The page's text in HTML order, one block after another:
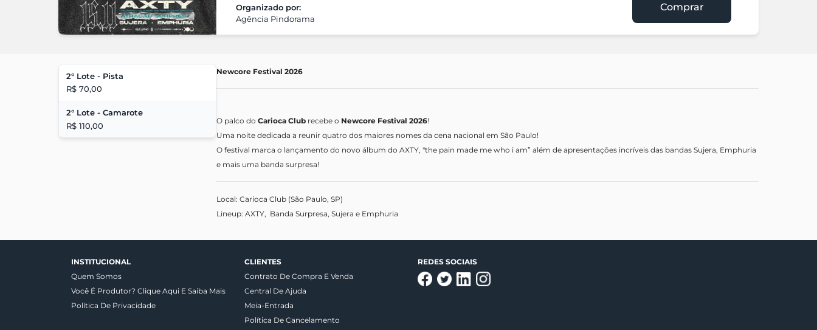
Organizado por:
Agência Pindorama
Comprar
2° Lote - Pista
R$ 70,00
2° Lote - Camarote
R$ 110,00
Newcore Festival 2026
O palco do Carioca Club recebe o Newcore Festival 2026!
Uma noite dedicada a reunir quatro dos maiores nomes da cena nacional em São Paulo!
O festival marca o lançamento do novo álbum do AXTY, "the pain made me who i am” além de apresentações incríveis das bandas Sujera, Emphuria
e mais uma banda surpresa!
Local: Carioca Club (São Paulo, SP)
Lineup: AXTY, Banda Surpresa, Sujera e Emphuria
INSTITUCIONAL
Quem Somos
Você É Produtor? Clique Aqui E Saiba Mais
Política De Privacidade
CLIENTES
Contrato De Compra E Venda
Central De Ajuda
Meia-Entrada
Política De Cancelamento
REDES SOCIAIS